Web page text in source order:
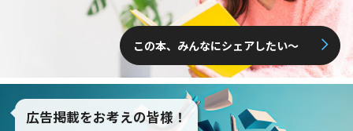
この本、みんなにシェアしたい〜
広告掲載をお考えの皆様！